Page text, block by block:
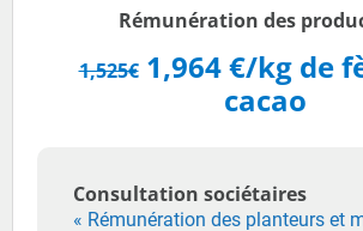
Rémunération des
1,525€1,964 €/kg de
cacao
Consultation sociétaires
« Rémunération des planteurs et